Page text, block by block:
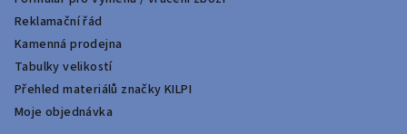
Reklamační řád
Kamenná prodejna
Tabulky velikostí
Přehled materiálů značky KILPI
Moje objednávka